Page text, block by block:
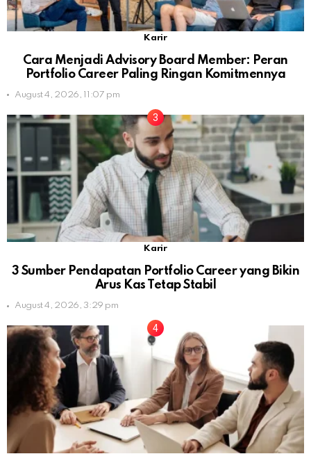
Karir
Cara Menjadi Advisory Board Member: Peran
Portfolio Career Paling Ringan Komitmennya
August 4, 2026, 11:07 pm
Karir
3 Sumber Pendapatan Portfolio Career yang Bikin
Arus Kas Tetap Stabil
August 4, 2026, 3:29 pm